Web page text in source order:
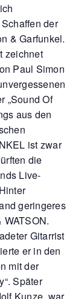
der
& Garfunkel.
zeichnet
Paul Simon
„Sound Of
aus den
ist zwar
die
Live-
geringeres
Gitarrist
er in den
mit der
Später
Kunze, war